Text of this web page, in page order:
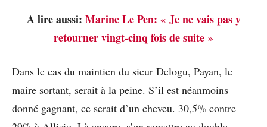
A lire aussi: Marine Le Pen: « Je ne vais pas y
retourner vingt-cinq fois de suite »
Dans le cas du maintien du sieur Delogu, Payan, le
maire sortant, serait à la peine. S’il est néanmoins
donné gagnant, ce serait d’un cheveu. 30,5% contre